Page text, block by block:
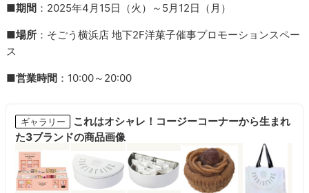
■期間 ：2025年4月15日（火）～5月12日（月）
■場所 ：そごう横浜店 地下2F洋菓子催事プロモーションスペー
ス
■営業時間 ：10:00～20:00
ギャラリー
これはオシャレ！コージーコーナーから生まれ
た3ブランドの商品画像